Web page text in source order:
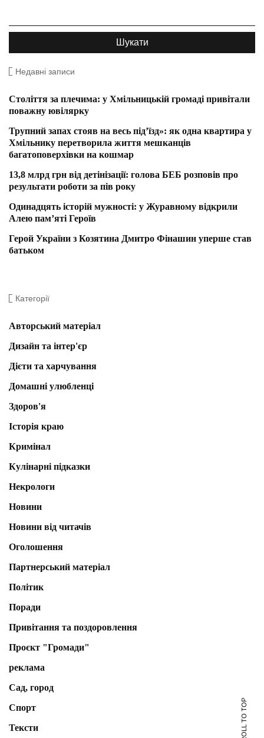
Недавні записи
Століття за плечима: у Хмільницькій громаді привітали
поважну ювілярку
Трупний запах стояв на весь під’їзд»: як одна квартира у
Хмільнику перетворила життя мешканців
багатоповерхівки на кошмар
13,8 млрд грн від детінізації: голова БЕБ розповів про
результати роботи за пів року
Одинадцять історій мужності: у Журавному відкрили
Алею пам’яті Героїв
Герой України з Козятина Дмитро Фінашин уперше став
батьком
Категорії
Авторський матеріал
Дизайн та інтер'єр
Дієти та харчування
Домашні улюбленці
Здоров'я
Історія краю
Кримінал
Кулінарні підказки
Некрологи
Новини
Новини від читачів
Оголошення
Партнерський матеріал
Політик
Поради
Привітання та поздоровлення
Проєкт "Громади"
реклама
Сад, город
Спорт
Тексти
SCROLL TO TOP